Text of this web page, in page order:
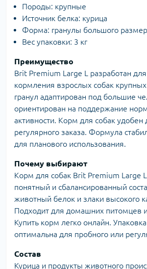
Породы: крупные
Источник белка: курица
Форма: гранулы большого
Вес упаковки: 3 кг
Преимущество
Brit Premium Large L разработан
кормления взрослых собак
гранул адаптирован под большие
ориентирован на поддержание
активности. Корм для собак удобен
регулярного заказа. Формула
для планового использования.
Почему выбирают
Корм для собак Brit Premium Large
понятный и сбалансированный
животный белок и злаки высокого
Подходит для домашних питомцев
Купить корм легко онлайн. Упаковка
оптимальна для пробного или
Состав
Курица и продукты животного